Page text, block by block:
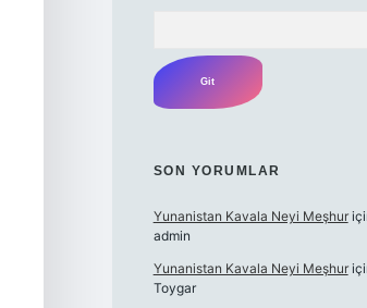
SON YORUMLAR
Yunanistan Kavala Neyi Meşhur
admin
Yunanistan Kavala Neyi Meşhur
Toygar